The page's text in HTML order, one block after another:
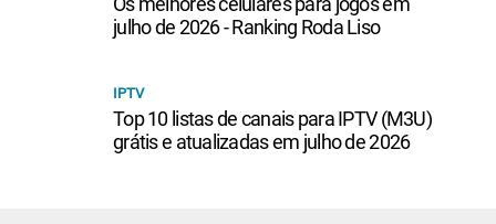
julho de 2026 - Ranking Roda Liso
IPTV
Top 10 listas de canais para IPTV (M3U)
grátis e atualizadas em julho de 2026